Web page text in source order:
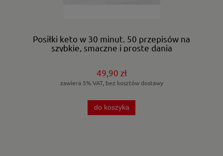
Posiłki keto w 30 minut. 50 przepisów na
szybkie, smaczne i proste dania
49,90 zł
zawiera 5% VAT, bez kosztów dostawy
do koszyka